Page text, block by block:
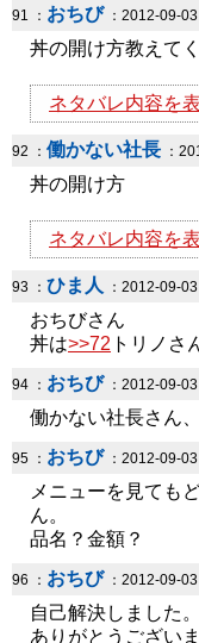
91 ： おちび ：2012-09-
丼の開け方教えて
ネタバレ内容を
92 ： 働かない社長 ：
丼の開け方
ネタバレ内容を
93 ： ひま人 ：2012-09-
おちびさん
丼は>>72 トリノさ
94 ： おちび ：2012-09-
働かない社長さん
95 ： おちび ：2012-09-
メニューを見ても
ん。
品名？金額？
96 ： おちび ：2012-09-
自己解決しました。
ありがとうございま